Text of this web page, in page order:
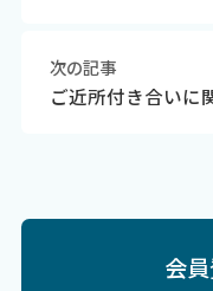
次の記事
ご近所付き合いに
会